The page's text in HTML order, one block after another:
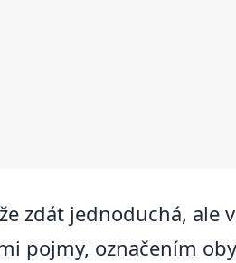
zdát jednoduchá, ale
pojmy, označením